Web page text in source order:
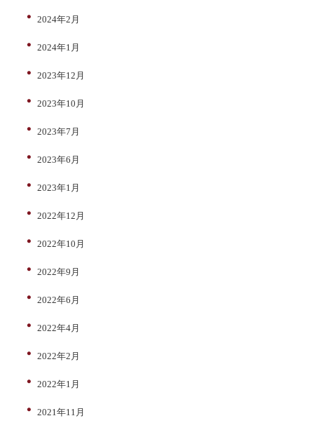
2024年2月
2024年1月
2023年12月
2023年10月
2023年7月
2023年6月
2023年1月
2022年12月
2022年10月
2022年9月
2022年6月
2022年4月
2022年2月
2022年1月
2021年11月